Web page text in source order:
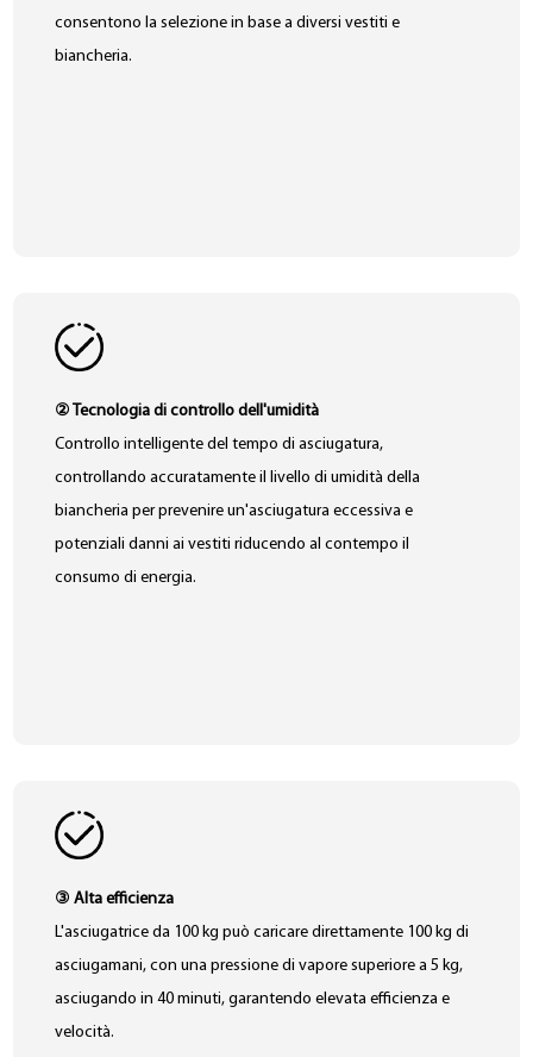
consentono la selezione in base a diversi vestiti e
biancheria.
② Tecnologia di controllo dell'umidità
Controllo intelligente del tempo di asciugatura,
controllando accuratamente il livello di umidità della
biancheria per prevenire un'asciugatura eccessiva e
potenziali danni ai vestiti riducendo al contempo il
consumo di energia.
③ Alta efficienza
L'asciugatrice da 100 kg può caricare direttamente 100 kg di
asciugamani, con una pressione di vapore superiore a 5 kg,
asciugando in 40 minuti, garantendo elevata efficienza e
velocità.